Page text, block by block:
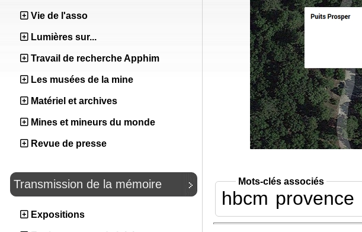
Vie de l'asso
Lumières sur...
Travail de recherche Apphim
Les musées de la mine
Matériel et archives
Mines et mineurs du monde
Revue de presse
Transmission de la mémoire
Expositions
Mots-clés associés
hbcm provence